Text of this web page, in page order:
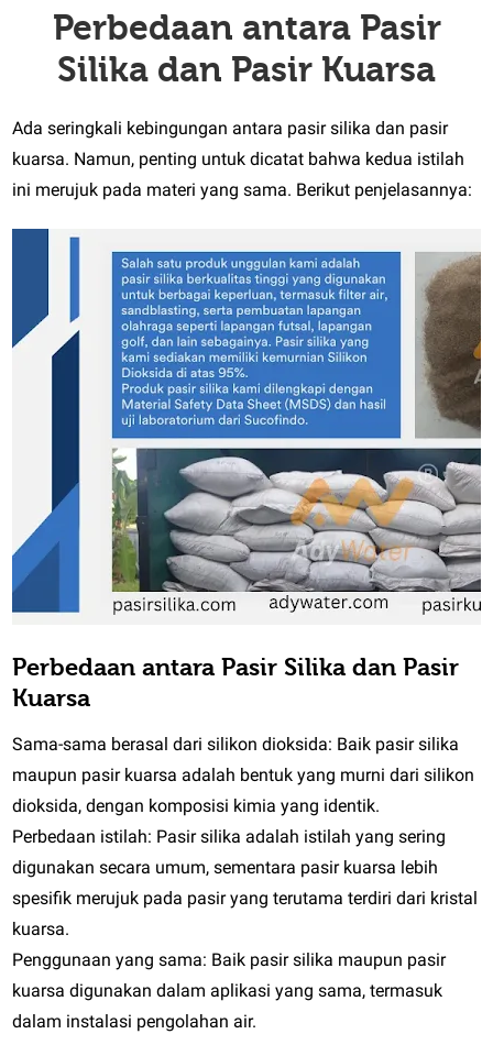
Perbedaan antara Pasir
Silika dan Pasir Kuarsa
Ada seringkali kebingungan antara pasir silika dan pasir
kuarsa. Namun, penting untuk dicatat bahwa kedua istilah
ini merujuk pada materi yang sama. Berikut penjelasannya:
Perbedaan antara Pasir Silika dan Pasir
Kuarsa
Sama-sama berasal dari silikon dioksida: Baik pasir silika
maupun pasir kuarsa adalah bentuk yang murni dari silikon
dioksida, dengan komposisi kimia yang identik.
Perbedaan istilah: Pasir silika adalah istilah yang sering
digunakan secara umum, sementara pasir kuarsa lebih
spesifik merujuk pada pasir yang terutama terdiri dari kristal
kuarsa.
Penggunaan yang sama: Baik pasir silika maupun pasir
kuarsa digunakan dalam aplikasi yang sama, termasuk
dalam instalasi pengolahan air.